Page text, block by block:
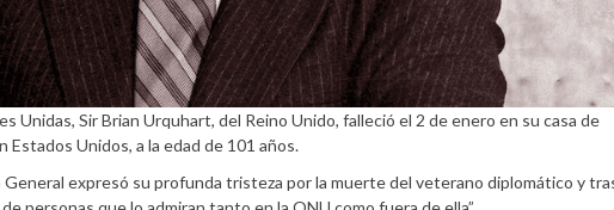
Unidas, Sir Brian Urquhart, del Reino Unido, falleció el 2 de enero en su casa de
Unidos, a la edad de 101 años.
expresó su profunda tristeza por la muerte del veterano diplomático y